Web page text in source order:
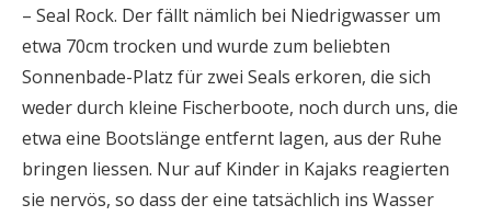
– Seal Rock. Der fällt nämlich bei Niedrigwasser um
etwa 70cm trocken und wurde zum beliebten
Sonnenbade-Platz für zwei Seals erkoren, die sich
weder durch kleine Fischerboote, noch durch uns, die
etwa eine Bootslänge entfernt lagen, aus der Ruhe
bringen liessen. Nur auf Kinder in Kajaks reagierten
sie nervös, so dass der eine tatsächlich ins Wasser